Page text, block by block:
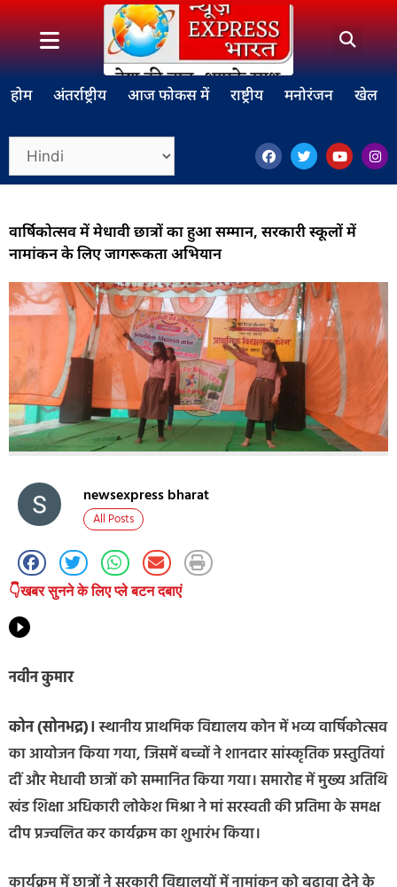
होम अंतर्राष्ट्रीय आज फोकस में राष्ट्रीय मनोरंजन खेल
वार्षिकोत्सव में मेधावी छात्रों का हुआ सम्मान, सरकारी स्कूलों में
नामांकन के लिए जागरूकता अभियान
newsexpress bharat
All Posts
👇खबर सुनने के लिए प्ले बटन दबाएं
नवीन कुमार
कोन (सोनभद्र)।स्थानीय प्राथमिक विद्यालय कोन में भव्य वार्षिकोत्सव
का आयोजन किया गया, जिसमें बच्चों ने शानदार सांस्कृतिक प्रस्तुतियां
दीं और मेधावी छात्रों को सम्मानित किया गया। समारोह में मुख्य अतिथि
खंड शिक्षा अधिकारी लोकेश मिश्रा ने मां सरस्वती की प्रतिमा के समक्ष
दीप प्रज्वलित कर कार्यक्रम का शुभारंभ किया।